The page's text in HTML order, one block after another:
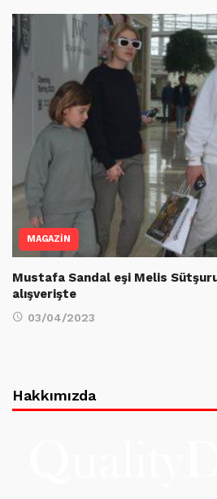
MAGAZİN
Mustafa Sandal eşi Melis
alışverişte
03/04/2023
Hakkımızda